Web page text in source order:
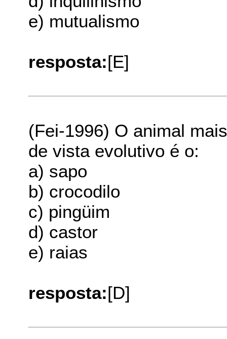
e) mutualismo
resposta:[E]
(Fei-1996) O animal
de vista evolutivo é o:
a) sapo
b) crocodilo
c) pingüim
d) castor
e) raias
resposta:[D]